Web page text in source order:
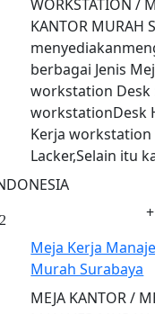
WORKSTATION /
KANTOR MURAH
berbagai Jenis
workstation Desk
workstationDesk
Kerja workstation
Lacker,Selain itu
Meja Kerja
Murah Surabaya
MEJA KANTOR /